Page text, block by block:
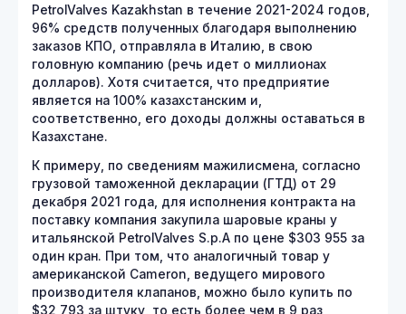
PetrolValves Kazakhstan в течение 2021-2024 годов,
96% средств полученных благодаря выполнению
заказов КПО, отправляла в Италию, в свою
головную компанию (речь идет о миллионах
долларов). Хотя считается, что предприятие
является на 100% казахстанским и,
соответственно, его доходы должны оставаться в
Казахстане.
К примеру, по сведениям мажилисмена, согласно
грузовой таможенной декларации (ГТД) от 29
декабря 2021 года, для исполнения контракта на
поставку компания закупила шаровые краны у
итальянской PetrolValves S.p.A по цене $303 955 за
один кран. При том, что аналогичный товар у
американской Cameron, ведущего мирового
производителя клапанов, можно было купить по
$32 793 за штуку, то есть более чем в 9 раз